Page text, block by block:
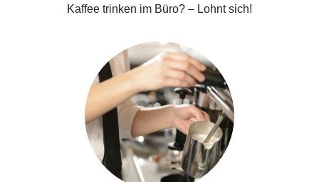
Kaffee trinken im Büro? – Lohnt sich!